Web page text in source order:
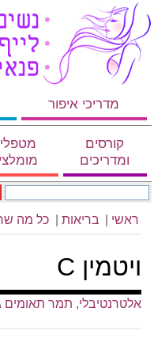
מדריכי איפור
קורסים
ומדריכים
ראשי בריאות כל מה
ויטמין C
אלטרנטיבלי, תמר תאומים